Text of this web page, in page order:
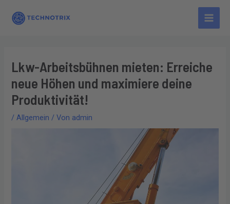
Inhalt
Main
Lkw-Arbeitsbühnen mieten: Erreiche
neue Höhen und maximiere deine
Produktivität!
/Allgemein / Von admin